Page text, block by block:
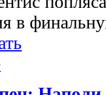
в